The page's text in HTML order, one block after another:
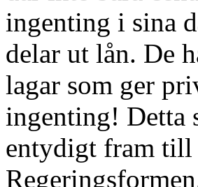
ingenting i sina
delar ut lån. De
lagar som ger
ingenting! Detta
entydigt fram till